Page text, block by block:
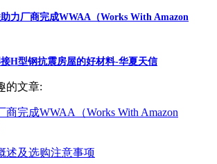
力厂商完成WWAA（Works With Amazon
H型钢抗震房屋的好材料-华夏天信
的文章:
商完成WWAA（Works With Amazon
述及选购注意事项